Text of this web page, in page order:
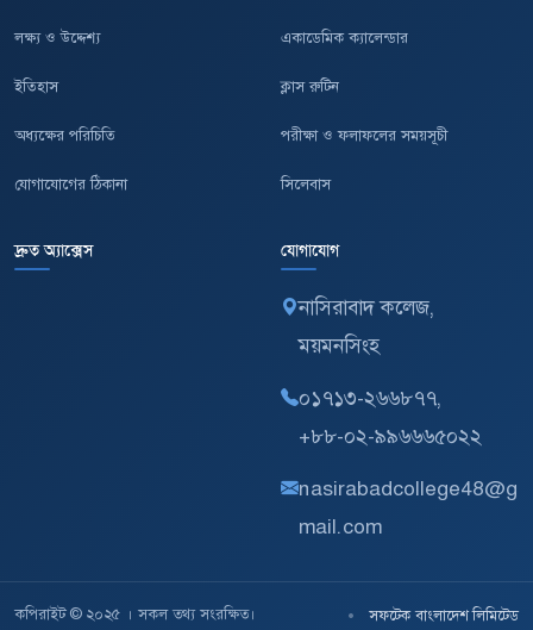
লক্ষ্য ও উদ্দেশ্য
ইতিহাস
অধ্যক্ষের পরিচিতি
যোগাযোগের ঠিকানা
একাডেমিক ক্যালেন্ডার
ক্লাস রুটিন
পরীক্ষা ও ফলাফলের সময়সূচী
সিলেবাস
দ্রুত অ্যাক্সেস যোগাযোগ
নাসিরাবাদ কলেজ,
ময়মনসিংহ
০১৭১৩-২৬৬৮৭৭,
+৮৮-০২-৯৯৬৬৬৫০২২
nasirabadcollege48@g
mail.com
কপিরাইট © ২০২৫ । সকল তথ্য সংরক্ষিত। • সফটেক বাংলাদেশ লিমিটেড